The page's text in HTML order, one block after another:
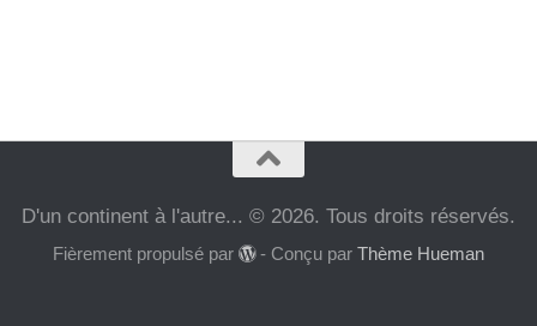
D'un continent à l'autre... © 2026. Tous droits réservés.
Fièrement propulsé par - Conçu parThème Hueman